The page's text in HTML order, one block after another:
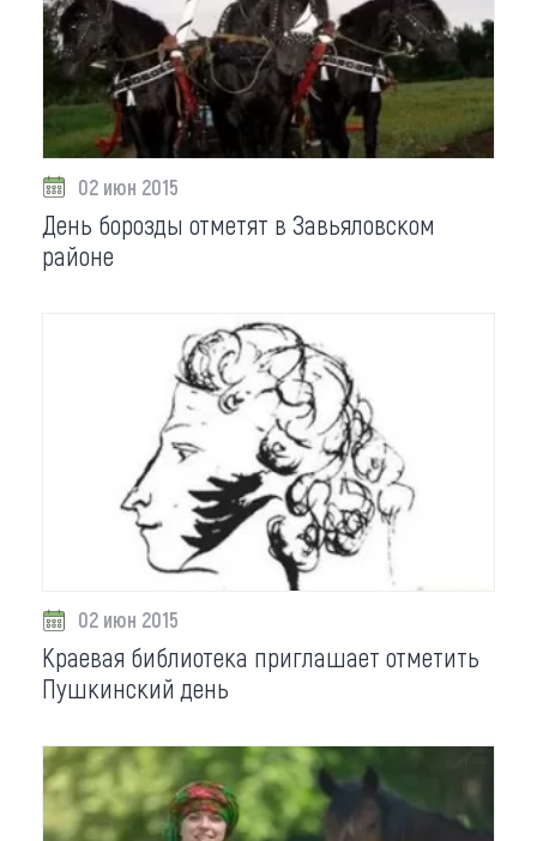
Что привезти (сувениры)
О регионе
Коллекция впечатлений
Другие рубрики
02 июн 2015
День борозды отметят в Завьяловском
районе
02 июн 2015
Краевая библиотека приглашает отметить
Пушкинский день